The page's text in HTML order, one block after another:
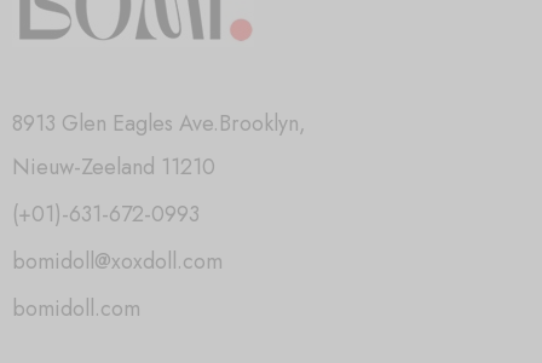
8913 Glen Eagles Ave.Brooklyn,
Nieuw-Zeeland 11210
(+01)-631-672-0993
bomidoll@xoxdoll.com
bomidoll.com